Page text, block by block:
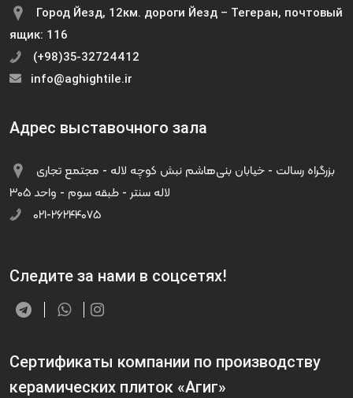
Город Йезд, 12км. дороги Йезд – Тегеран, почтовый
ящик: 116
(+98)35-32724412
info@aghightile.ir
Адрес выставочного зала
لاله سنتر - طبقه سوم - واحد ۳۰۵
۰۲۱-۲۶۲۴۴۰۷۵
Следите за нами в соцсетях!
Сертификаты компании по производству
керамических плиток «Агиг»